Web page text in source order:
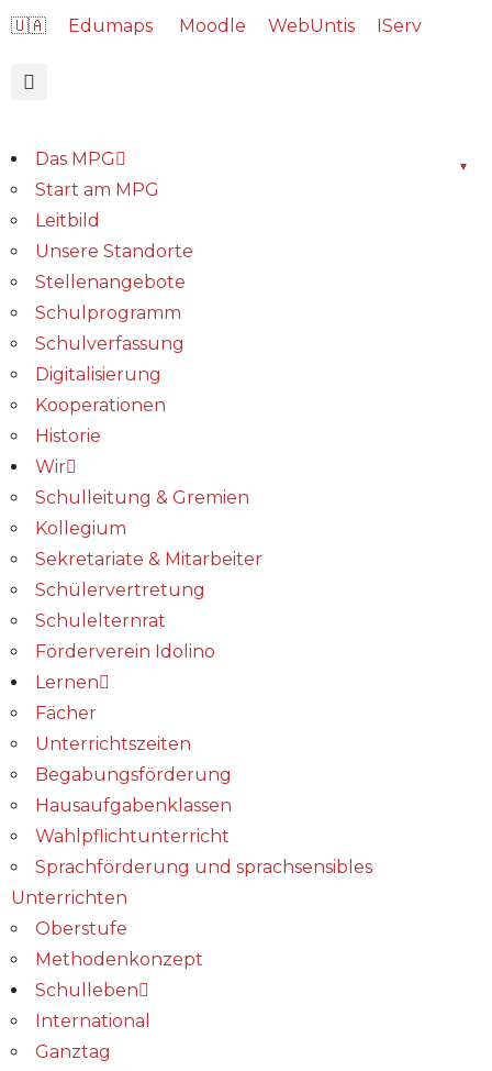
🇺🇦 Edumaps Moodle WebUntis IServ
Das MPG
Start am MPG
Leitbild
Unsere Standorte
Stellenangebote
Schulprogramm
Schulverfassung
Digitalisierung
Kooperationen
Historie
Wir
Schulleitung & Gremien
Kollegium
Sekretariate & Mitarbeiter
Schülervertretung
Schulelternrat
Förderverein Idolino
Lernen
Fächer
Unterrichtszeiten
Begabungs­förderung
Hausaufgabenklassen
Wahlpflichtunterricht
Sprachförderung und sprachsensibles
Unterrichten
Oberstufe
Methodenkonzept
Schulleben
International
Ganztag